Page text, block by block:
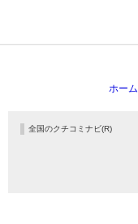
ホーム
全国のクチコミナビ(R)